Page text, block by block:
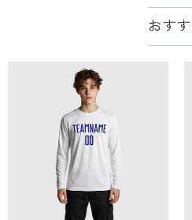
番号もお送りください。
支払い情報は保護されます
お支払い情報は高度なセキュ
客様のお支払い情報は当社の
Paypal又はクレジットカート発
支払い情報は保護されます
当社では、個人情報保護を目的
り、プライバシーポリシーを
安全にご利用いただけるよう
重に取り扱っています。 詳細は
確認ください。
服＆ファッション
どうやってオリジナル服を
まずお気に入りのデザインを
選択しを選んでから、カート
いたします。
服の印刷に色違いが出るこ
はい。ご覧になる環境（PCの
影時の照明等によりイメージ
どうやって自分に合うサイ
おす